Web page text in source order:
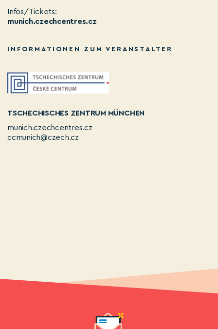
Infos/Tickets:
munich.czechcentres.cz
INFORMATIONEN ZUM VERANSTALTER
TSCHECHISCHES ZENTRUM MÜNCHEN
munich.czechcentres.cz
ccmunich@czech.cz